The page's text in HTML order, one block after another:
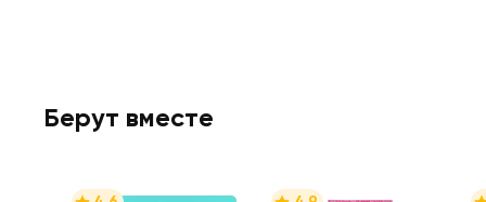
Берут вместе